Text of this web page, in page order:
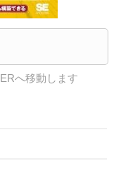
へ移動します